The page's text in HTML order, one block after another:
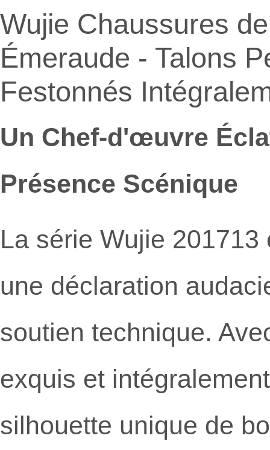
Wujie Chaussures
Émeraude - Talons
Festonnés
Un Chef-d'œuvre
Présence Scénique
La série Wujie
une déclaration
soutien technique.
exquis et
silhouette unique de